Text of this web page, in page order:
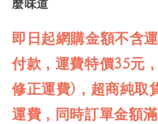
麼味道
即日起網購金額不含
付款，運費特價35元
修正運費)，超商純取
運費，同時訂單金額